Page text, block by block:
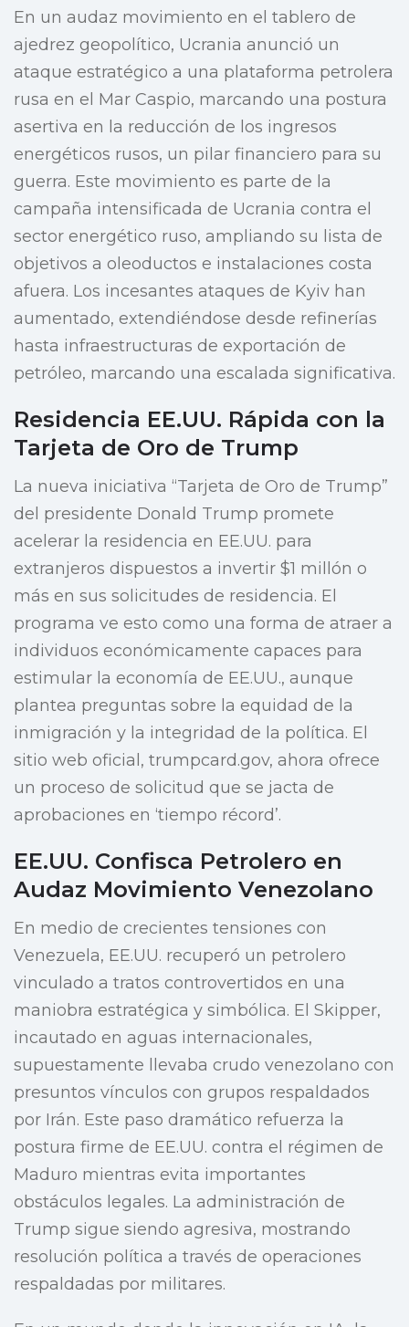
En un audaz movimiento en el tablero de
ajedrez geopolítico, Ucrania anunció un
ataque estratégico a una plataforma petrolera
rusa en el Mar Caspio, marcando una postura
asertiva en la reducción de los ingresos
energéticos rusos, un pilar financiero para su
guerra. Este movimiento es parte de la
campaña intensificada de Ucrania contra el
sector energético ruso, ampliando su lista de
objetivos a oleoductos e instalaciones costa
afuera. Los incesantes ataques de Kyiv han
aumentado, extendiéndose desde refinerías
hasta infraestructuras de exportación de
petróleo, marcando una escalada significativa.
Residencia EE.UU. Rápida con la
Tarjeta de Oro de Trump
La nueva iniciativa “Tarjeta de Oro de Trump”
del presidente Donald Trump promete
acelerar la residencia en EE.UU. para
extranjeros dispuestos a invertir $1 millón o
más en sus solicitudes de residencia. El
programa ve esto como una forma de atraer a
individuos económicamente capaces para
estimular la economía de EE.UU., aunque
plantea preguntas sobre la equidad de la
inmigración y la integridad de la política. El
sitio web oficial, trumpcard.gov, ahora ofrece
un proceso de solicitud que se jacta de
aprobaciones en ‘tiempo récord’.
EE.UU. Confisca Petrolero en
Audaz Movimiento Venezolano
En medio de crecientes tensiones con
Venezuela, EE.UU. recuperó un petrolero
vinculado a tratos controvertidos en una
maniobra estratégica y simbólica. El Skipper,
incautado en aguas internacionales,
supuestamente llevaba crudo venezolano con
presuntos vínculos con grupos respaldados
por Irán. Este paso dramático refuerza la
postura firme de EE.UU. contra el régimen de
Maduro mientras evita importantes
obstáculos legales. La administración de
Trump sigue siendo agresiva, mostrando
resolución política a través de operaciones
respaldadas por militares.